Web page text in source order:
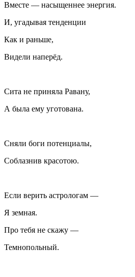
Вместе — насыщеннее энергия.
И, угадывая тенденции
Как и раньше,
Видели наперёд.
Сита не приняла Равану,
А была ему уготована.
Сняли боги потенциалы,
Соблазнив красотою.
Если верить астрологам —
Я земная.
Про тебя не скажу —
Темнопольный.